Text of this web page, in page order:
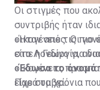
Οι στιγμές που
συντριβής ήταν
οικογένειες. Οι
στο Λονδίνο για
οικογένεια,
είχε συμβεί.
«Ήταν από τις πιο
είπε η Γεωργία,
«Έδωσα το όνομά
Παρά τα χρόνια